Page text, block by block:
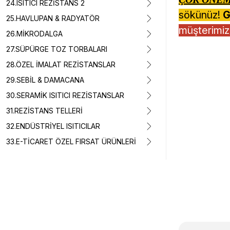
24.ISITICI REZİSTANS 2
25.HAVLUPAN & RADYATÖR
26.MİKRODALGA
27.SÜPÜRGE TOZ TORBALARI
28.ÖZEL İMALAT REZİSTANSLAR
29.SEBİL & DAMACANA
30.SERAMİK ISITICI REZİSTANSLAR
31.REZİSTANS TELLERİ
32.ENDÜSTRİYEL ISITICILAR
33.E-TİCARET ÖZEL FIRSAT ÜRÜNLERİ
sökünüz!